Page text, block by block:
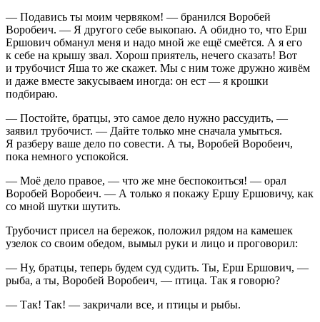
— Подавись ты моим червяком! — бранился Воробей
Воробеич. — Я другого себе выкопаю. А обидно то, что Ерш
Ершович обманул меня и надо мной же ещё смеётся. А я его
к себе на крышу звал. Хорош приятель, нечего сказать! Вот
и трубочист Яша то же скажет. Мы с ним тоже дружно живём
и даже вместе закусываем иногда: он ест — я крошки
подбираю.
— Постойте, братцы, это самое дело нужно рассудить, —
заявил трубочист. — Дайте только мне сначала умыться.
Я разберу ваше дело по совести. А ты, Воробей Воробеич,
пока немного успокойся.
— Моё дело правое, — что же мне беспокоиться! — орал
Воробей Воробеич. — А только я покажу Ершу Ершовичу, как
со мной шутки шутить.
Трубочист присел на бережок, положил рядом на камешек
узелок со своим обедом, вымыл руки и лицо и проговорил:
— Ну, братцы, теперь будем суд судить. Ты, Ерш Ершович, —
рыба, а ты, Воробей Воробеич, — птица. Так я говорю?
— Так! Так! — закричали все, и птицы и рыбы.